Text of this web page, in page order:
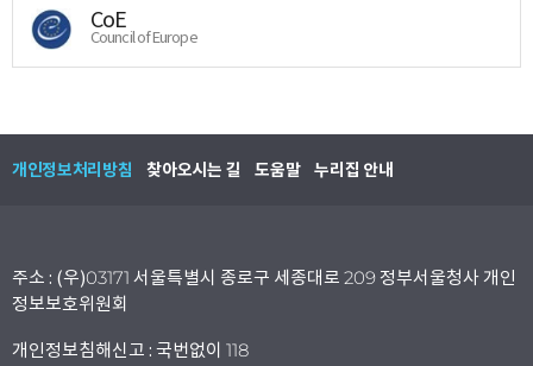
CoE
Council of Europe
개인정보처리방침 찾아오시는 길 도움말 누리집 안내
주소 : (우)03171 서울특별시 종로구 세종대로 209 정부서울청사 개인
정보보호위원회
개인정보침해신고 : 국번없이 118